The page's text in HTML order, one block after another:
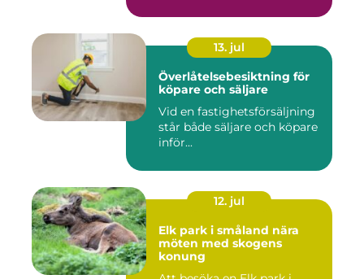
13. jul
Överlåtelsebesiktning för
köpare och säljare
Vid en fastighetsförsäljning
står både säljare och köpare
inför...
12. jul
Elk park i småland nära
möten med skogens
konung